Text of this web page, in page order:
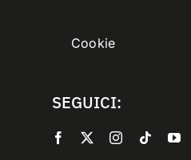
Cookie
SEGUICI: